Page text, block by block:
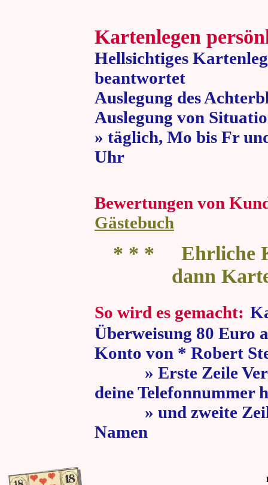
Kartenlegen
Hellsichtiges
beantwortet
Auslegung des
Auslegung von
» täglich, Mo bis Fr
Uhr » 80
Bewertungen von
Gästebuch
* * * Ehrliche
dann
So wird es gemacht:
Überweisung 80 Euro
Konto von * Robert
» Erste Zeile
deine Telefonnummer
» und zweite Zeile
Namen